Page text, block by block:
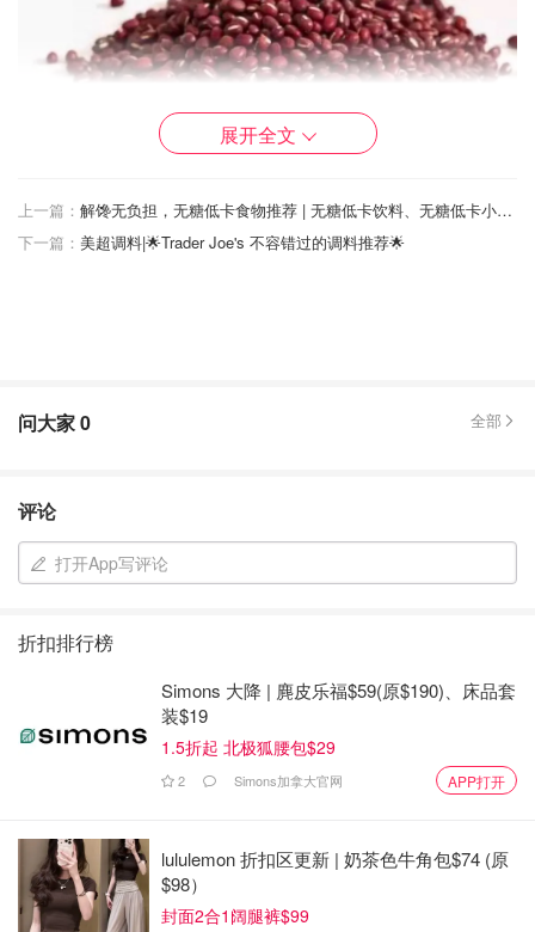
红豆是比较圆，赤小豆是比较长而尖的，不容易煮烂
赤小豆
性平，味甘、酸，能利湿消肿（水肿，脚气，黄疸，泻痢，
和肾病、水肿患者均有益，富含叶酸，产妇、乳母吃红小豆
节血糖、预防结石、健美减肥的作用
展开全文
上一篇：
解馋无负担，无糖低卡食物推荐 | 无糖低卡饮料、无糖低卡小零嘴
下一篇： 美超调料|🌟Trader Joe's 不容错过的调料推荐🌟
问大家0 全部
评论
打开App写评论
折扣排行榜
Simons 大降 | 麂皮乐福$59(原$190)、床品套
装$19
1.5折起 北极狐腰包$29
2 Simons加拿大官网 APP打开
lululemon 折扣区更新 | 奶茶色牛角包$74 (原
$98）
封面2合1阔腿裤$99